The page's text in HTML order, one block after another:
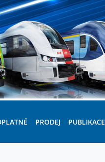
PRODEJ PUBLIKACE